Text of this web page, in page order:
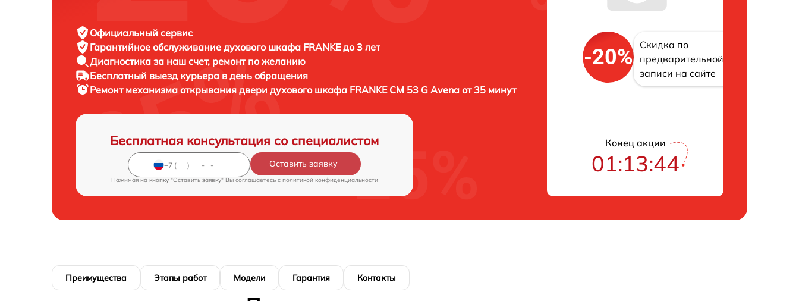
Официальный сервис
Гарантийное обслуживание духового шкафа FRANKE до 3 лет
Диагностика за наш счет, ремонт по желанию
Бесплатный выезд курьера в день обращения
Ремонт механизма открывания двери духового шкафа FRANKE CM 53 G Avena от 35 минут
Бесплатная консультация со специалистом
Оставить заявку
Нажимая на кнопку "Оставить заявку" Вы соглашаетесь c политикой конфиденциальности
-20%
Скидка по
предварительной
записи на сайте
Конец акции
01:13:43
Преимущества Этапы работ Модели Гарантия Контакты